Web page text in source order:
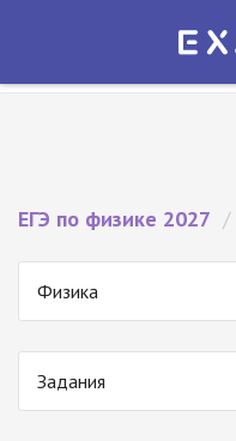
Экзамер —
ЕГЭ по физике 2027 /
Физика
Задания